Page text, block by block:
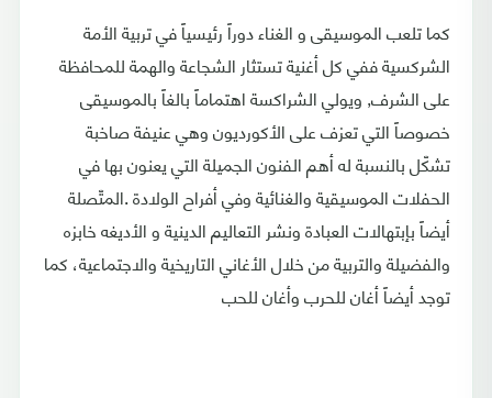
كما تلعب الموسيقى و الغناء دوراً رئيسياً في تربية الأمة
الشركسية ففي كل أغنية تستثار الشجاعة والهمة للمحافظة
على الشرف, ويولي الشراكسة اهتماماً بالغاً بالموسيقى
خصوصاً التي تعزف على الأكورديون وهي عنيفة صاخبة
تشكّل بالنسبة له أهم الفنون الجميلة التي يعنون بها في
الحفلات الموسيقية والغنائية وفي أفراح الولادة .المتّصلة
أيضاً بإبتهالات العبادة ونشر التعاليم الدينية و الأديغه خابزه
والفضيلة والتربية من خلال الأغاني التاريخية والاجتماعية، كما
توجد أيضاً أغان للحرب وأغان للحب